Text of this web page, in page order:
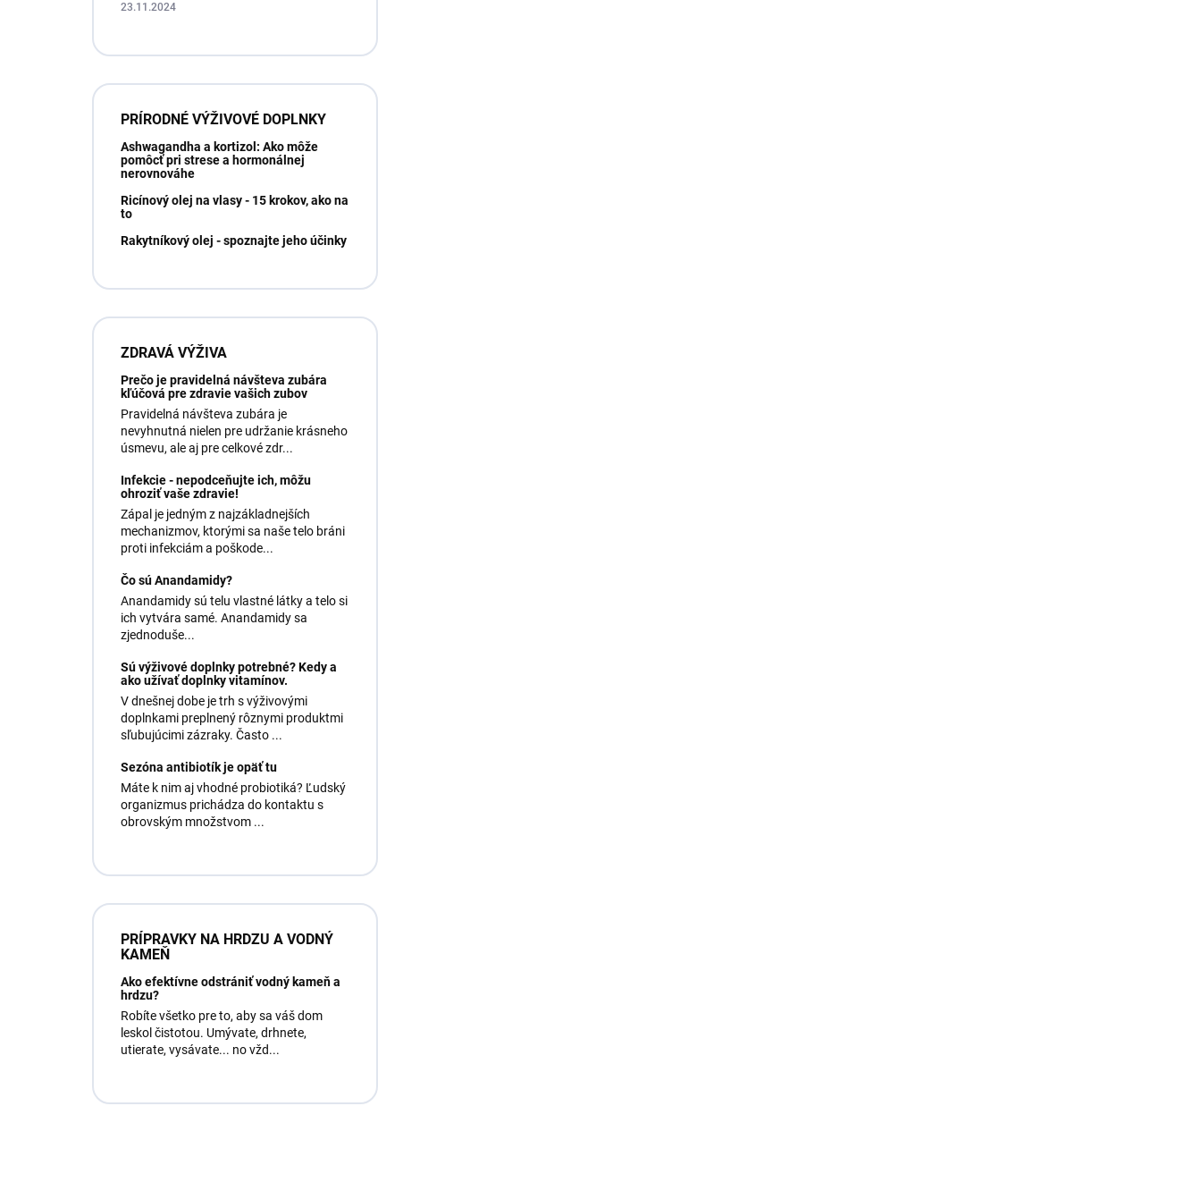
23.11.2024
PRÍRODNÉ VÝŽIVOVÉ DOPLNKY
Ashwagandha a kortizol: Ako môže
pomôcť pri strese a hormonálnej
nerovnováhe
Ricínový olej na vlasy - 15 krokov, ako na
to
Rakytníkový olej - spoznajte jeho účinky
ZDRAVÁ VÝŽIVA
Prečo je pravidelná návšteva zubára
kľúčová pre zdravie vašich zubov
Pravidelná návšteva zubára je
nevyhnutná nielen pre udržanie krásneho
úsmevu, ale aj pre celkové zdr...
Infekcie - nepodceňujte ich, môžu
ohroziť vaše zdravie!
Zápal je jedným z najzákladnejších
mechanizmov, ktorými sa naše telo bráni
proti infekciám a poškode...
Čo sú Anandamidy?
Anandamidy sú telu vlastné látky a telo si
ich vytvára samé. Anandamidy sa
zjednoduše...
Sú výživové doplnky potrebné? Kedy a
ako užívať doplnky vitamínov.
V dnešnej dobe je trh s výživovými
doplnkami preplnený rôznymi produktmi
sľubujúcimi zázraky. Často ...
Sezóna antibiotík je opäť tu
Máte k nim aj vhodné probiotiká? Ľudský
organizmus prichádza do kontaktu s
obrovským množstvom ...
PRÍPRAVKY NA HRDZU A VODNÝ
KAMEŇ
Ako efektívne odstrániť vodný kameň a
hrdzu?
Robíte všetko pre to, aby sa váš dom
leskol čistotou. Umývate, drhnete,
utierate, vysávate... no vžd...